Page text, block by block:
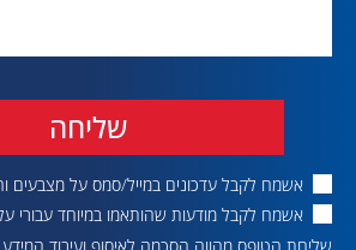
שליחה
אשמח לקבל עדכונים במייל/סמס על מצבעים
אשמח לקבל מודעות שהותאמו במיוחד עבורי